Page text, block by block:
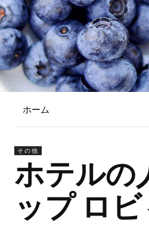
ホーム
その他
ホテルの
ップ ロビ